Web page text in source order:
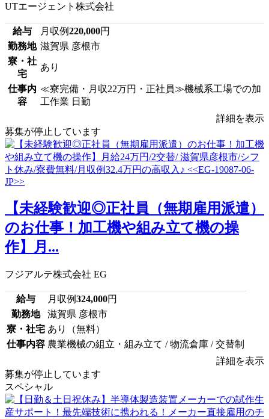
UTエージェント株式会社
給与 月収例220,000円
勤務地 滋賀県 彦根市
寮・社
宅
あり
仕事内
容
≪寮完備・月収22万円・正社員≫機械系工場での加
工作業 日勤
詳細を表示
募集が停止しています
【未経験歓迎◎正社員（無期雇用派遣）
のお仕事！加工機や組み立て機の操
作】月...
フジアルテ株式会社 EG
給与 月収例324,000円
勤務地
滋賀県 彦根市
寮・社宅 あり（無料）
仕事内容 農業機械の組立・組み立て / 物流倉庫 / 交替制
詳細を表示
募集が停止しています
スペシャル